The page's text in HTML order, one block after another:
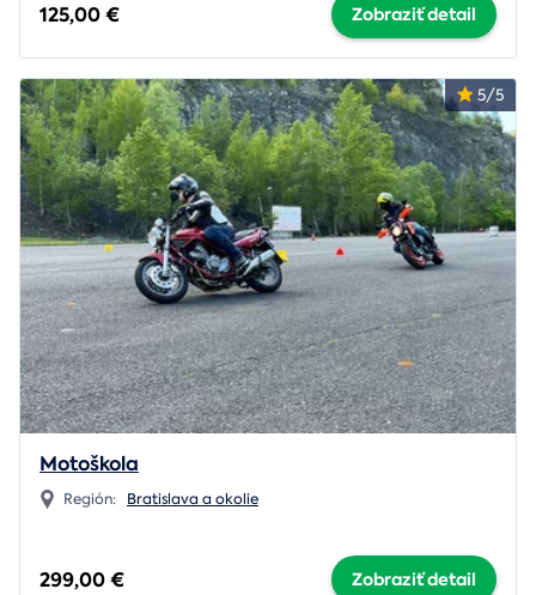
125,00 € Zobraziť detail
5/5
Motoškola
Región: Bratislava a okolie
299,00 € Zobraziť detail